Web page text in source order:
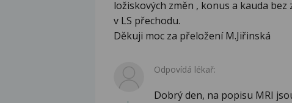
ložiskových změn , konus a kauda
v LS přechodu.
Děkuji moc za přeložení M.Jiřinská
Odpovídá lékař:
Dobrý den, na popisu MRI